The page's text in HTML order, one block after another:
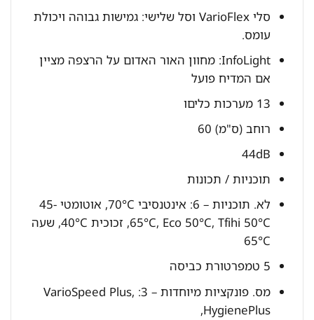
סלי VarioFlex וסל שלישי: גמישות גבוהה ויכולת
עומס.
InfoLight: מחוון האור האדום על הרצפה מציין
אם המדיח פועל
13 מערכות כליםו
רוחב (ס"מ) 60
44dB
תוכניות / תכונות
לא. תוכניות – 6: אינטנסיבי 70°C, אוטומטי 45-
65°C, Eco 50°C, Tfihi 50°C, זכוכית 40°C, שעה
65°C
5 טמפרטורת כביסה
מס. פונקציות מיוחדות – 3: VarioSpeed ​​​​Plus,
HygienePlus,